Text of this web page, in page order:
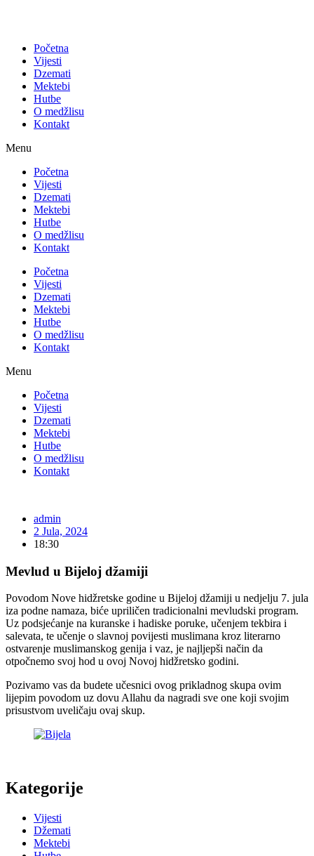
Početna
Vijesti
Dzemati
Mektebi
Hutbe
O medžlisu
Kontakt
Menu
Početna
Vijesti
Dzemati
Mektebi
Hutbe
O medžlisu
Kontakt
Početna
Vijesti
Dzemati
Mektebi
Hutbe
O medžlisu
Kontakt
Menu
Početna
Vijesti
Dzemati
Mektebi
Hutbe
O medžlisu
Kontakt
admin
2 Jula, 2024
18:30
Mevlud u Bijeloj džamiji
Povodom Nove hidžretske godine u Bijeloj džamiji u nedjelju 7. jula
iza podne namaza, biće upriličen tradicionalni mevludski program.
Uz podsjećanje na kuranske i hadiske poruke, učenjem tekbira i
salevata, te učenje o slavnoj povijesti muslimana kroz literarno
ostvarenje muslimanskog genija i vaz, je najljepši način da
otpočnemo svoj hod u ovoj Novoj hidžretsko godini.
Pozivamo vas da budete učesnici ovog prikladnog skupa ovim
lijepim povodom uz dovu Allahu da nagradi sve one koji svojim
prisustvom uveličaju ovaj skup.
Kategorije
Vijesti
Džemati
Mektebi